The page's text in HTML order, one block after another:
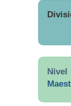
Nivel